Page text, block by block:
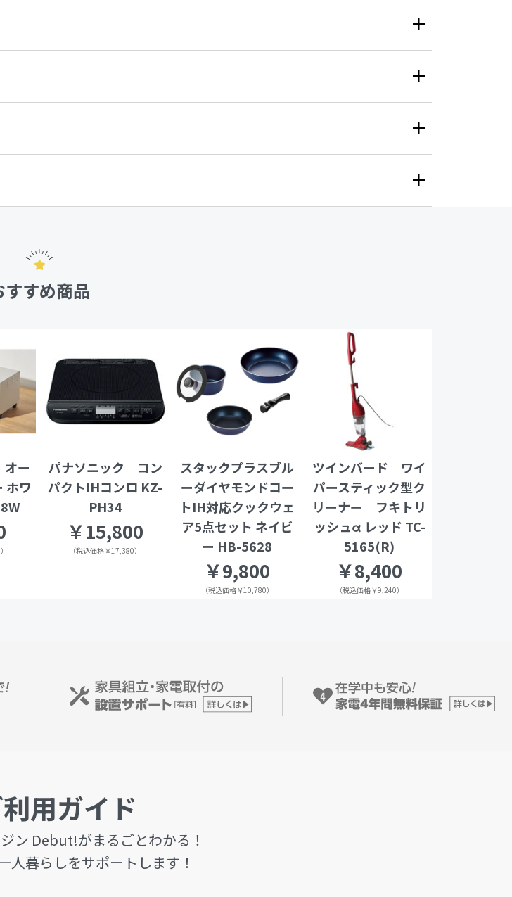
すすめ商品
ー
ホワ
パナソニック コン
パクトIHコンロ KZ-
PH34
￥15,800
（税込価格￥17,380）
スタックプラスブル
ーダイヤモンドコー
トIH対応クックウェ
ア5点セット ネイビ
ー HB-5628
￥9,800
（税込価格￥10,780）
ツインバード ワイ
パースティック型ク
リーナー フキトリ
ッシュα レッド TC-
5165(R)
￥8,400
（税込価格￥9,240）
用ガイド
ン Debut!がまるごとわかる！
人暮らしをサポートします！